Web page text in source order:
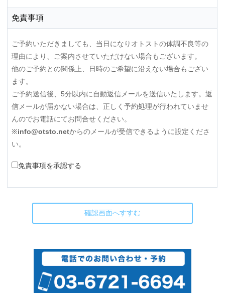
免責事項
ご予約いただきましても、当日になりオトストの体調不良等の
理由により、ご案内させていただけない場合もございます。
他のご予約との関係上、日時のご希望に沿えない場合もござい
ます。
ご予約送信後、5分以内に自動返信メールを送信いたします。返
信メールが届かない場合は、正しく予約処理が行われていませ
んのでお電話にてお問合せください。
※info@otsto.netからのメールが受信できるように設定くださ
い。
免責事項を承認する